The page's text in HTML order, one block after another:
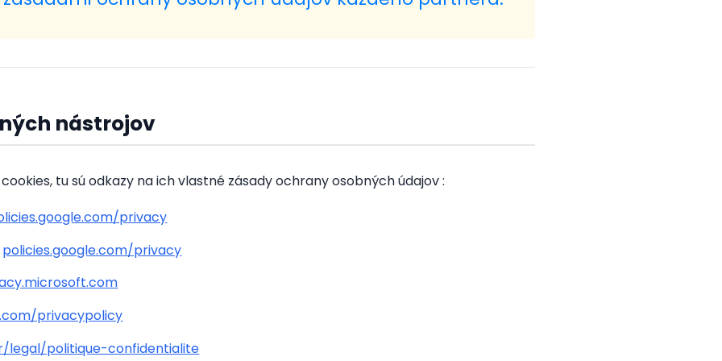
nástrojov
tu sú odkazy na ich vlastné zásady ochrany osobných údajov :
privacy
policies.google.com/privacy
privacypolicy
legal/politique-confidentialite